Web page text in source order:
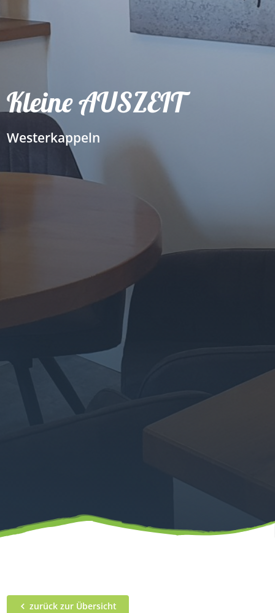
Kleine AUSZEIT
Westerkappeln
zurück zur Übersicht